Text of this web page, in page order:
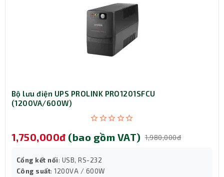
Bộ lưu điện UPS PROLINK PRO1201SFCU
(1200VA/600W)
1,750,000đ (bao gồm VAT) 1,980,000đ
Cổng kết nối: USB, RS-232
Công suất: 1200VA / 600W